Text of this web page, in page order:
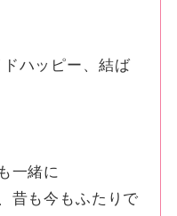
ドハッピー、結ば
一緒に
昔も今もふたりで